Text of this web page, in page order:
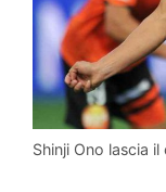
Shinji Ono lascia